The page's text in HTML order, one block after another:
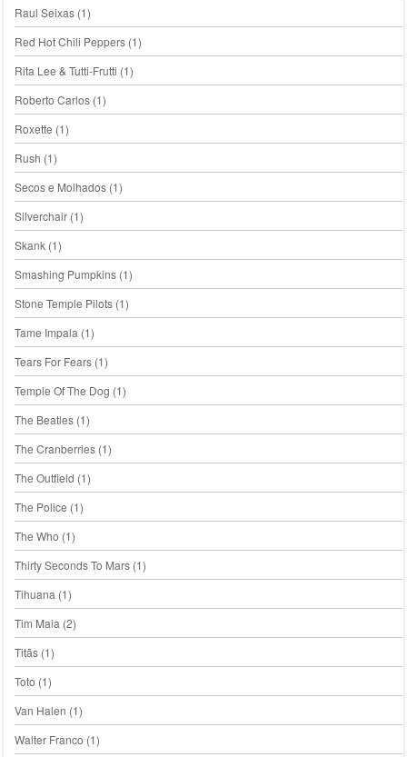
Raul Seixas(1)
Red Hot Chili Peppers(1)
Rita Lee & Tutti-Frutti (1)
Roberto Carlos(1)
Roxette (1)
Rush (1)
Secos e Molhados(1)
Silverchair(1)
Skank(1)
Smashing Pumpkins(1)
Stone Temple Pilots(1)
Tame Impala (1)
Tears For Fears(1)
Temple Of The Dog (1)
The Beatles(1)
The Cranberries(1)
The Outfield (1)
The Police (1)
The Who (1)
Thirty Seconds To Mars(1)
Tihuana (1)
Tim Maia (2)
Titãs(1)
Toto (1)
Van Halen (1)
Walter Franco (1)